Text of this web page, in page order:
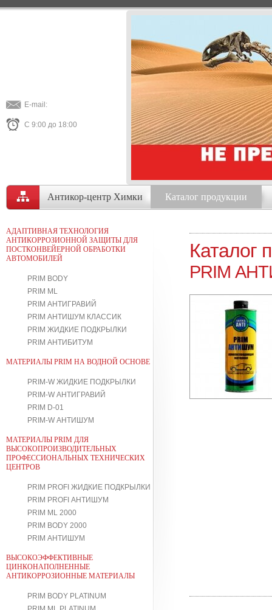
E-mail:
С 9:00 до 18:00
Антикор-центр Химки Каталог продукции
АДАПТИВНАЯ ТЕХНОЛОГИЯ
АНТИКОРРОЗИОННОЙ ЗАЩИТЫ ДЛЯ
ПОСТКОНВЕЙЕРНОЙ ОБРАБОТКИ
АВТОМОБИЛЕЙ
PRIM BODY
PRIM ML
PRIM АНТИГРАВИЙ
PRIM АНТИШУМ КЛАССИК
PRIM ЖИДКИЕ ПОДКРЫЛКИ
PRIM АНТИБИТУМ
МАТЕРИАЛЫ PRIM НА ВОДНОЙ ОСНОВЕ
PRIM-W ЖИДКИЕ ПОДКРЫЛКИ
PRIM-W АНТИГРАВИЙ
PRIM D-01
PRIM-W АНТИШУМ
МАТЕРИАЛЫ PRIM ДЛЯ
ВЫСОКОПРОИЗВОДИТЕЛЬНЫХ
ПРОФЕССИОНАЛЬНЫХ ТЕХНИЧЕСКИХ
ЦЕНТРОВ
PRIM PROFI ЖИДКИЕ ПОДКРЫЛКИ
PRIM PROFI АНТИШУМ
PRIM ML 2000
PRIM BODY 2000
PRIM АНТИШУМ
ВЫСОКОЭФФЕКТИВНЫЕ
ЦИНКОНАПОЛНЕННЫЕ
АНТИКОРРОЗИОННЫЕ МАТЕРИАЛЫ
PRIM BODY PLATINUM
Каталог
PRIM